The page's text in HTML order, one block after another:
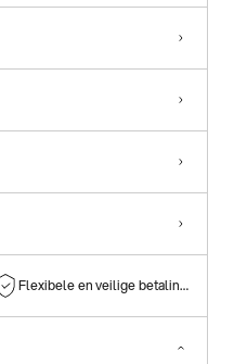
Flexibele en veilige betalingen